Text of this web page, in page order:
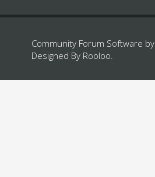
Community Forum Software by
Designed By Rooloo.